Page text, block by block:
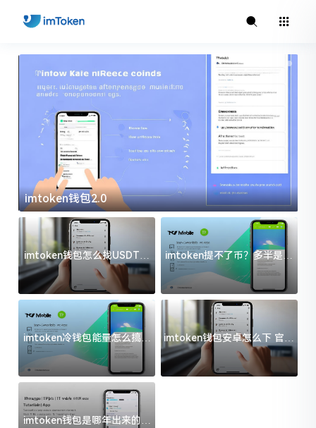
imtoken官方下载
imtoken钱包怎么找USDT地
址？三步搞定不踩坑
imtoken提不了币？多半是这
几件事没处理好
imtoken冷钱包能量怎么搞？
过来人告诉你门道
imtoken钱包安卓怎么下 官方
渠道避坑指南
imtoken钱包是哪年出来的？